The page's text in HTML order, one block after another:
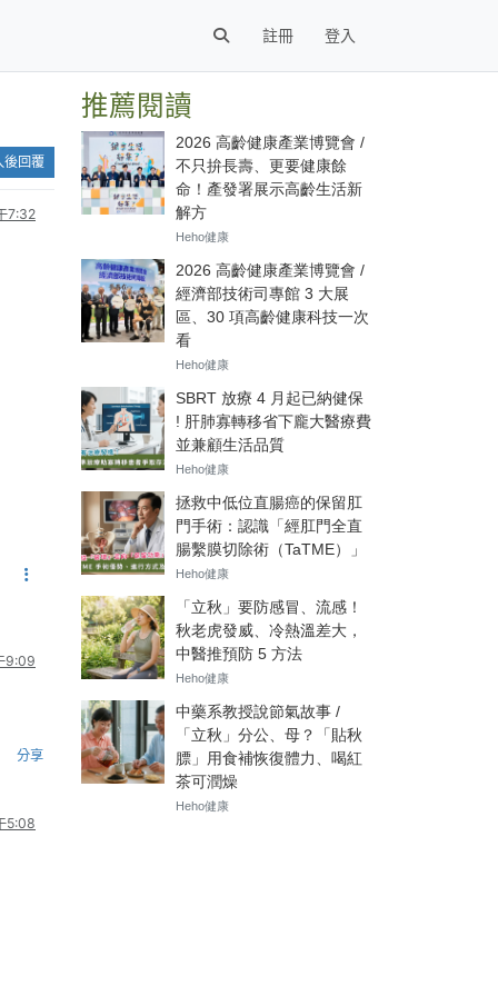
註冊 登入
後回覆
7:32
9:09
分享
5:08
推薦閱讀